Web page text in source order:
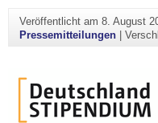
Veröffentlicht am 8. August
Pressemitteilungen|